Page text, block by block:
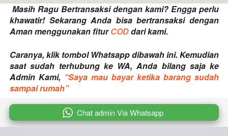
Masih Ragu Bertransaksi dengan kami? Engga perlu
khawatir! Sekarang Anda bisa bertransaksi dengan
Aman menggunakan fitur COD dari kami.
Caranya, klik tombol Whatsapp dibawah ini. Kemudian
saat sudah terhubung ke WA, Anda bilang saja ke
Admin Kami, “Saya mau bayar ketika barang sudah
sampai rumah”
` Chat admin Via Whatsapp